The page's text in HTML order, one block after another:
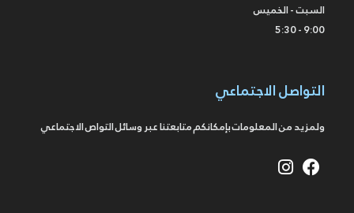
السبت - الخميس
9:00 - 5:30
التواصل الاجتماعي
ولمزيد من المعلومات بإمكانكم متابعتنا عبر وسائل التواص الاجتماعي